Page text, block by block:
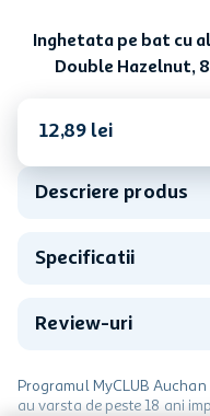
Inghetata pe bat cu
Double Hazelnut,
12,89 lei
Descriere produs
Specificatii
Review-uri
Programul MyCLUB
au varsta de peste 18 ani